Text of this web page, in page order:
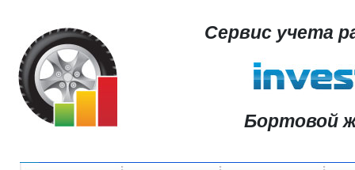
Сервис учета
Бортовой